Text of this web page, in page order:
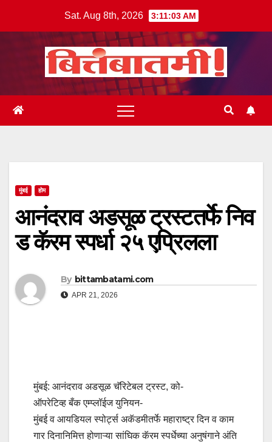
Sat. Aug 8th, 2026 3:11:03 AM
मुंबई होम
आनंदराव अडसूळ ट्रस्टतर्फे निव
ड कॅरम स्पर्धा २५ एप्रिलला
By bittambatami.com
APR 21, 2026
मुंबई: आनंदराव अडसूळ चॅरिटेबल ट्रस्ट, को-
ऑपरेटिव्ह बँक एम्प्लॉईज युनियन-
मुंबई व आयडियल स्पोर्ट्स अकॅडमीतर्फे महाराष्ट्र दिन व काम
गार दिनानिमित्त होणाऱ्या सांघिक कॅरम स्पर्धेच्या अनुषंगाने अंति